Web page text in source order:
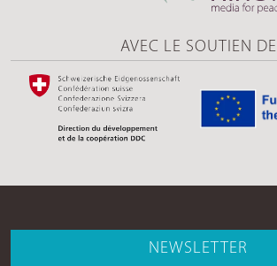
AVEC LE SOUTIEN DE
NEWSLETTER